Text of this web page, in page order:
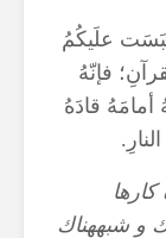
علَيكُمُ
فإنّهُ
قادَهُ
و شبهه‏ناك